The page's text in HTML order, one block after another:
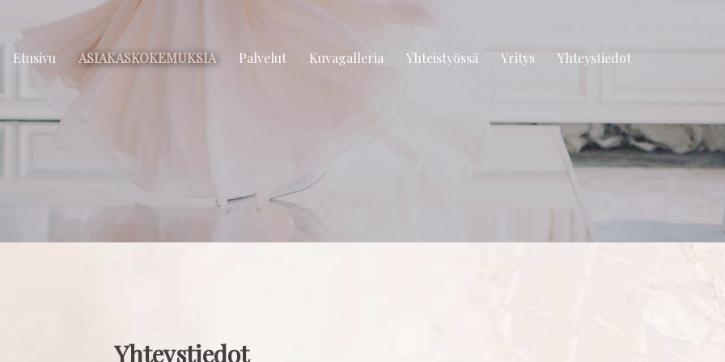
Etusivu ASIAKASKOKEMUKSIA Palvelut Kuvagalleria Yhteistyössä Yritys Yhteystiedot
Yhteystiedot